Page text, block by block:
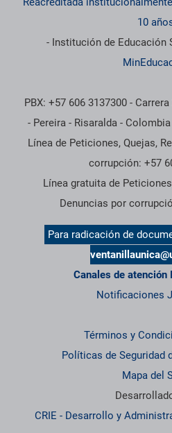
10
- Institución de Educación
PBX: +57 606 3137300 -
- Pereira - Risaralda -
Línea de Peticiones, Quejas,
corrupción: +57
Línea gratuita de
Denuncias por
Para radicación de
Canales de atención
Notificaciones
Términos y
Políticas de Seguridad
Mapa del
CRIE - Desarrollo y